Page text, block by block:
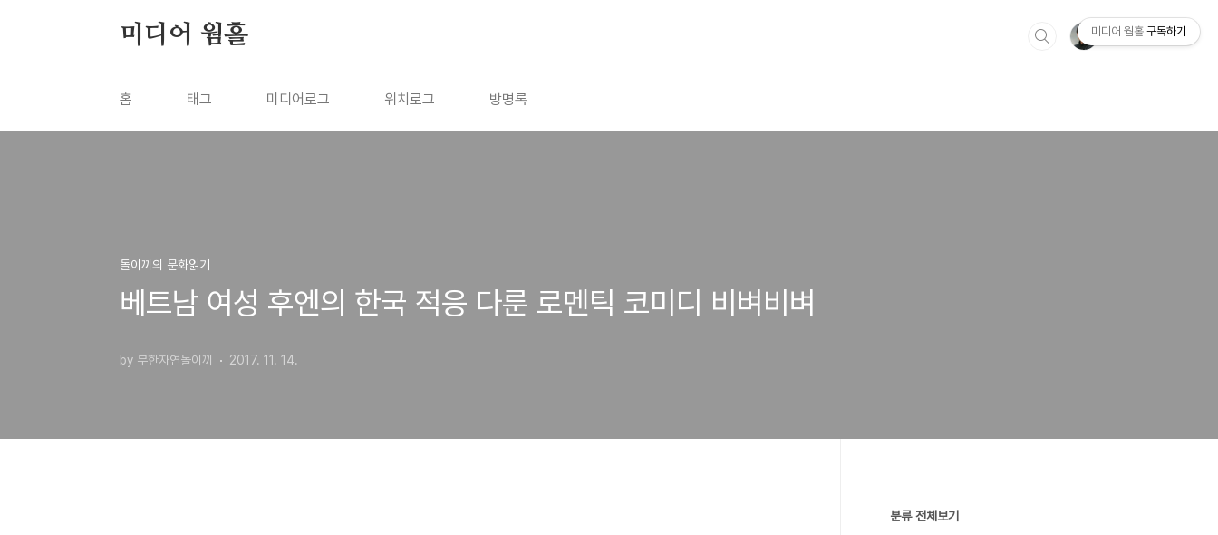
미디어 웜홀
홈 태그 미디어로그 위치로그 방명록
돌이끼의 문화읽기
베트남 여성 후엔의 한국 적응 다룬 로멘틱 코미디 비벼비벼
by 무한자연돌이끼 2017. 11. 14.
분류 전체보기
미디어 웜홀 구독하기